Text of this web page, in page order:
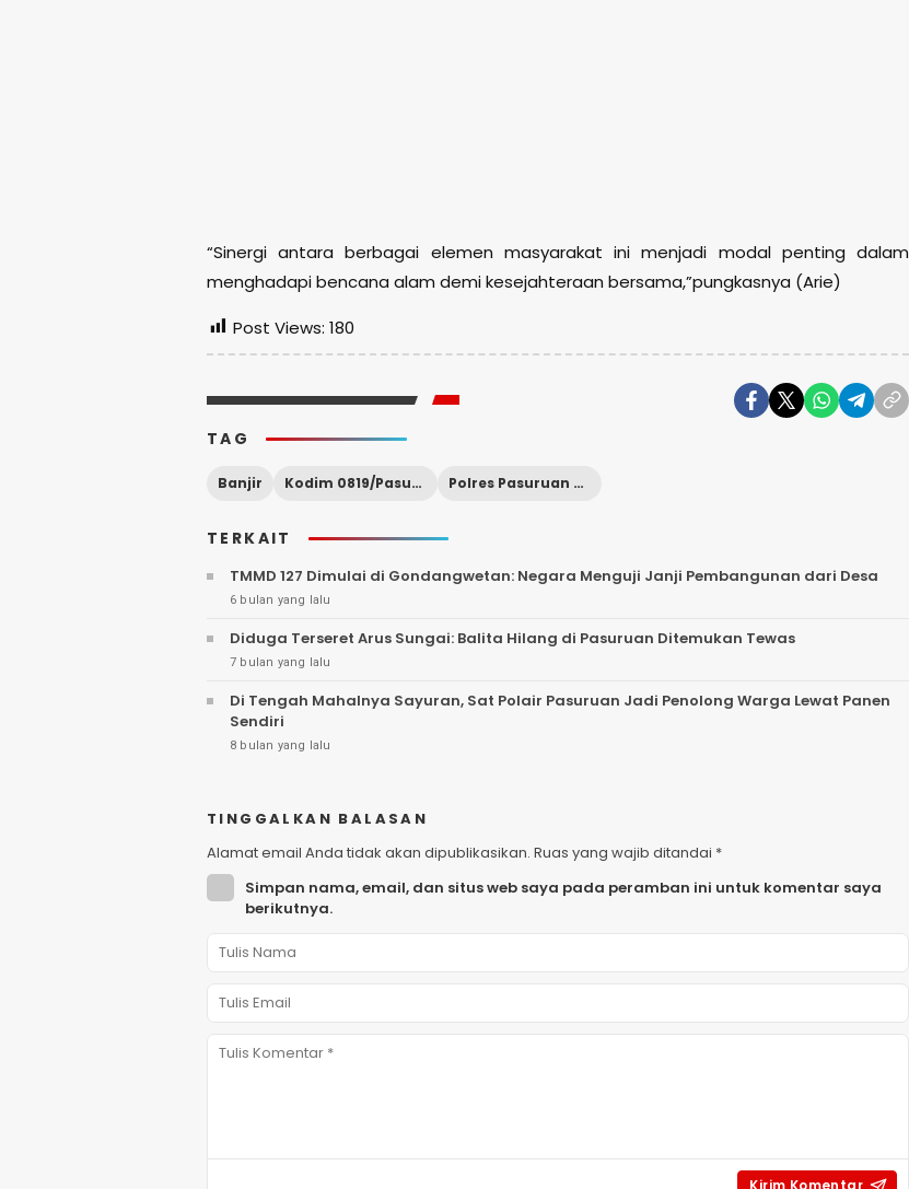
“Sinergi antara berbagai elemen masyarakat ini menjadi modal penting dalam
menghadapi bencana alam demi kesejahteraan bersama,”pungkasnya (Arie)
Post Views: 180
TAG
Banjir Kodim 0819/Pasuruan Polres Pasuruan Kota
TERKAIT
TMMD 127 Dimulai di Gondangwetan: Negara Menguji Janji Pembangunan dari Desa
6 bulan yang lalu
Diduga Terseret Arus Sungai: Balita Hilang di Pasuruan Ditemukan Tewas
7 bulan yang lalu
Di Tengah Mahalnya Sayuran, Sat Polair Pasuruan Jadi Penolong Warga Lewat Panen
Sendiri
8 bulan yang lalu
TINGGALKAN BALASAN
Alamat email Anda tidak akan dipublikasikan. Ruas yang wajib ditandai *
Simpan nama, email, dan situs web saya pada peramban ini untuk komentar saya
berikutnya.